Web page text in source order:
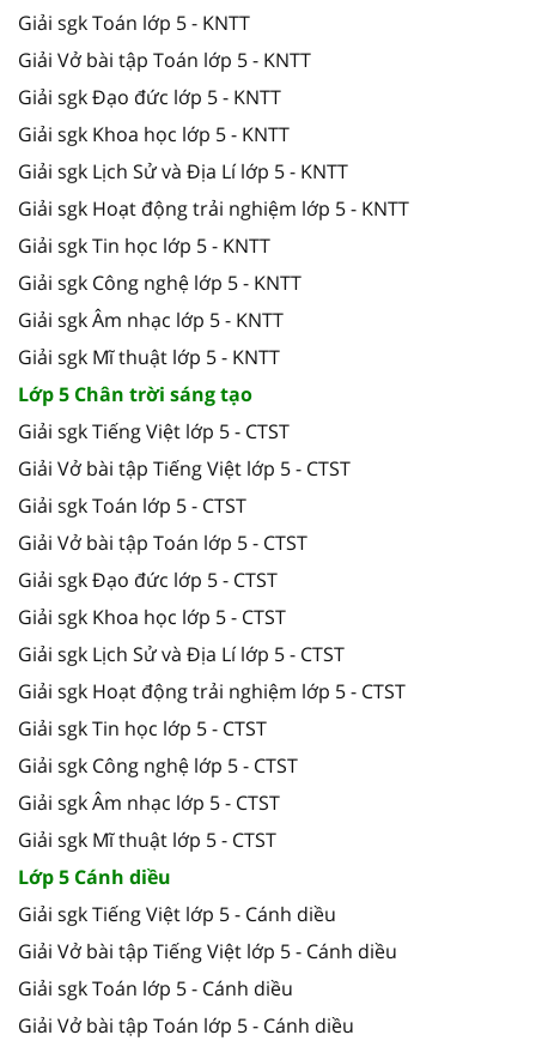
Giải sgk Toán lớp 5 - KNTT
Giải Vở bài tập Toán lớp 5 - KNTT
Giải sgk Đạo đức lớp 5 - KNTT
Giải sgk Khoa học lớp 5 - KNTT
Giải sgk Lịch Sử và Địa Lí lớp 5 - KNTT
Giải sgk Hoạt động trải nghiệm lớp 5 - KNTT
Giải sgk Tin học lớp 5 - KNTT
Giải sgk Công nghệ lớp 5 - KNTT
Giải sgk Âm nhạc lớp 5 - KNTT
Giải sgk Mĩ thuật lớp 5 - KNTT
Lớp 5 Chân trời sáng tạo
Giải sgk Tiếng Việt lớp 5 - CTST
Giải Vở bài tập Tiếng Việt lớp 5 - CTST
Giải sgk Toán lớp 5 - CTST
Giải Vở bài tập Toán lớp 5 - CTST
Giải sgk Đạo đức lớp 5 - CTST
Giải sgk Khoa học lớp 5 - CTST
Giải sgk Lịch Sử và Địa Lí lớp 5 - CTST
Giải sgk Hoạt động trải nghiệm lớp 5 - CTST
Giải sgk Tin học lớp 5 - CTST
Giải sgk Công nghệ lớp 5 - CTST
Giải sgk Âm nhạc lớp 5 - CTST
Giải sgk Mĩ thuật lớp 5 - CTST
Lớp 5 Cánh diều
Giải sgk Tiếng Việt lớp 5 - Cánh diều
Giải Vở bài tập Tiếng Việt lớp 5 - Cánh diều
Giải sgk Toán lớp 5 - Cánh diều
Giải Vở bài tập Toán lớp 5 - Cánh diều